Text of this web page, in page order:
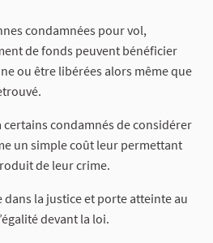
condamnées pour vol,
de fonds peuvent bénéficier
ou être libérées alors même que
condamnés de considérer
un simple coût leur permettant
de leur crime.
la justice et porte atteinte au
devant la loi.